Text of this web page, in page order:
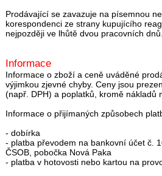
Prodávající se zavazuje na písemnou
korespondenci ze strany kupujícího
nejpozději ve lhůtě dvou pracovních dnů.
Informace
Informace o zboží a ceně uváděné
výjimkou zjevné chyby. Ceny jsou
(např. DPH) a poplatků, kromě nákladů
Informace o přijímaných způsobech
- dobírka
- platba převodem na bankovní účet č.
ČSOB, pobočka Nová Paka
- platba v hotovosti nebo kartou na